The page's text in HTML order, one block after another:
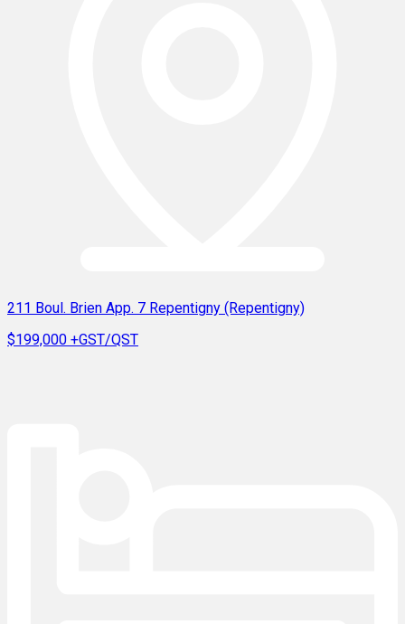
211 Boul. Brien App. 7 Repentigny (Repentigny)
$199,000 +GST/QST